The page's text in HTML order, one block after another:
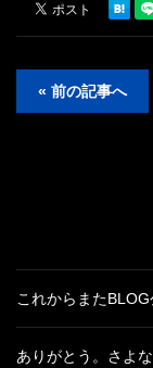
« 前の記事へ
これからまた
ありがとう。さよな